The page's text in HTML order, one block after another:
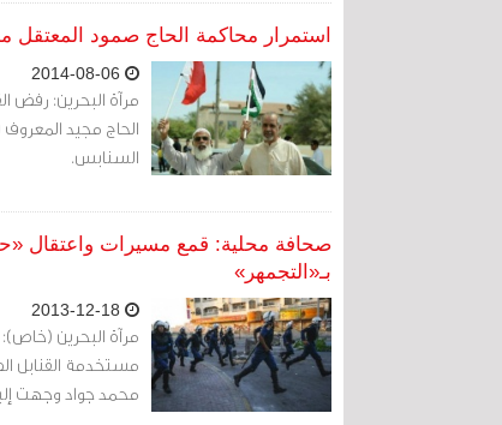
استمرار محاكمة الحاج صمود المعتقل
مرآة البحرين: رفض
السنابس.
صحافة محلية: قمع مسيرات واعتقال
بـ«التجمهر»
مرآة البحرين
مستخدمة القنابل
محمد جواد وجهت